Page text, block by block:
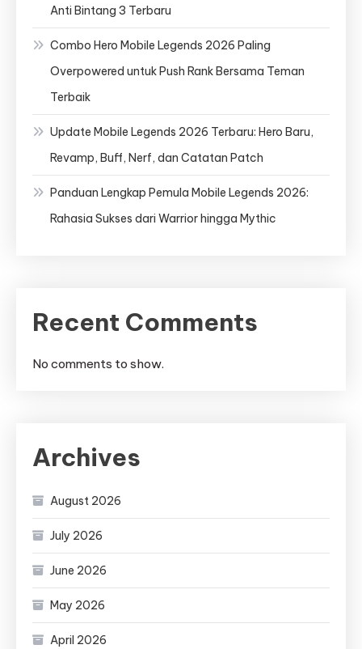
Anti Bintang 3 Terbaru
Combo Hero Mobile Legends 2026 Paling
Overpowered untuk Push Rank Bersama Teman
Terbaik
Update Mobile Legends 2026 Terbaru: Hero Baru,
Revamp, Buff, Nerf, dan Catatan Patch
Panduan Lengkap Pemula Mobile Legends 2026:
Rahasia Sukses dari Warrior hingga Mythic
Recent Comments
No comments to show.
Archives
August 2026
July 2026
June 2026
May 2026
April 2026